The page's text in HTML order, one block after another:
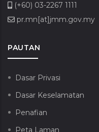
(+60) 03-2267 1111
pr.mn[at]jmm.gov.my
PAUTAN
Dasar Privasi
Dasar Keselamatan
Penafian